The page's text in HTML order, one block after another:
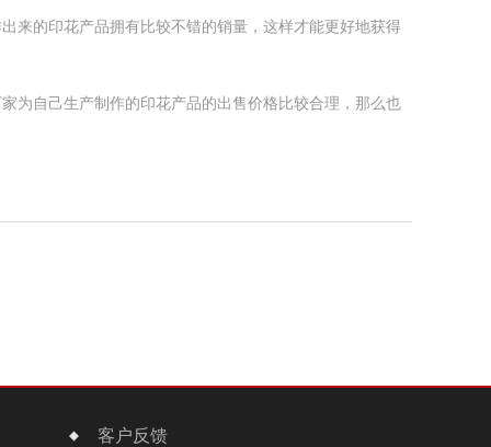
的印花产品拥有比较不错的销量，这样才能更好地获得
自己生产制作的印花产品的出售价格比较合理，那么也
客户反馈